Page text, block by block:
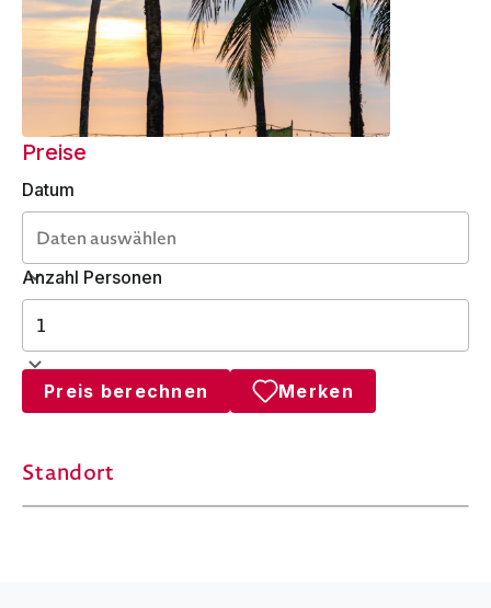
Preise
Datum
Anzahl Personen
Preis berechnen Merken
Standort